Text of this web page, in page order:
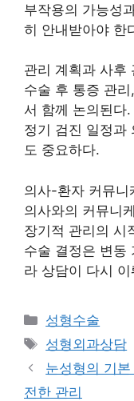
부작용의 가능성
히 안내받아야 한
관리 계획과 사후
수술 후 통증 관
서 함께 논의된다.
정기 검진 일정과
도 중요하다.
의사-환자 커뮤니
의사와의 커뮤니
장기적 관리의 시
수술 결정은 변동
라 상담이 다시
카
테
고
리
성형수술
태
그
성형외과상담
눈성형의 기
전한 관리